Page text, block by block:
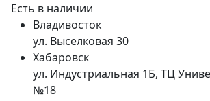
Есть в наличии
Владивосток
ул. Выселковая 30
Хабаровск
ул. Индустриальная 1Б, ТЦ
№18